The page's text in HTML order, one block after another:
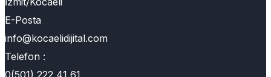
E-Posta
info@kocaelidijital.com
Telefon :
0(501) 222 41 61